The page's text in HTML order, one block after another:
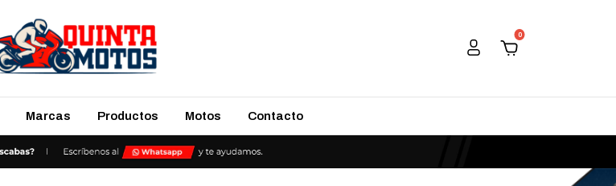
0
Marcas Productos Motos Contacto